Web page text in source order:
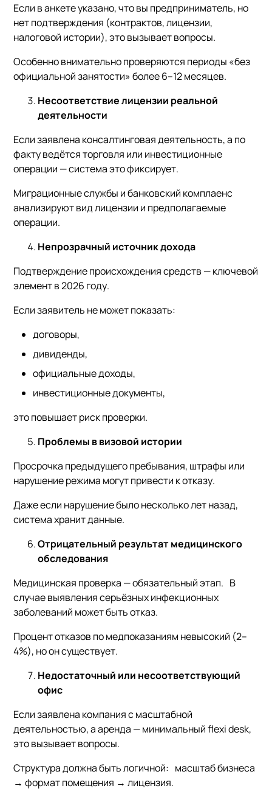
Если в анкете указано, что вы предприниматель, но
нет подтверждения (контрактов, лицензии,
налоговой истории), это вызывает вопросы.
Особенно внимательно проверяются периоды «без
официальной занятости» более 6–12 месяцев.
Несоответствие лицензии реальной
деятельности
Если заявлена консалтинговая деятельность, а по
факту ведётся торговля или инвестиционные
операции — система это фиксирует.
Миграционные службы и банковский комплаенс
анализируют вид лицензии и предполагаемые
операции.
Непрозрачный источник дохода
Подтверждение происхождения средств — ключевой
элемент в 2026 году.
Если заявитель не может показать:
договоры,
дивиденды,
официальные доходы,
инвестиционные документы,
это повышает риск проверки.
Проблемы в визовой истории
Просрочка предыдущего пребывания, штрафы или
нарушение режима могут привести к отказу.
Даже если нарушение было несколько лет назад,
система хранит данные.
Отрицательный результат медицинского
обследования
Медицинская проверка — обязательный этап. В
случае выявления серьёзных инфекционных
заболеваний может быть отказ.
Процент отказов по медпоказаниям невысокий (2–
4%), но он существует.
Недостаточный или несоответствующий
офис
Если заявлена компания с масштабной
деятельностью, а аренда — минимальный flexi desk,
это вызывает вопросы.
Структура должна быть логичной: масштаб бизнеса
→ формат помещения → лицензия.